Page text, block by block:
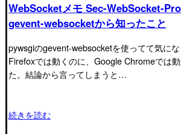
WebSocketメモ Sec-WebSocket-
gevent-websocketから知ったこと
pywsgiのgevent-websocketを使ってて気に
Firefoxでは動くのに、Google Chromeでは
た。結論から言ってしまうと…
続きを読む